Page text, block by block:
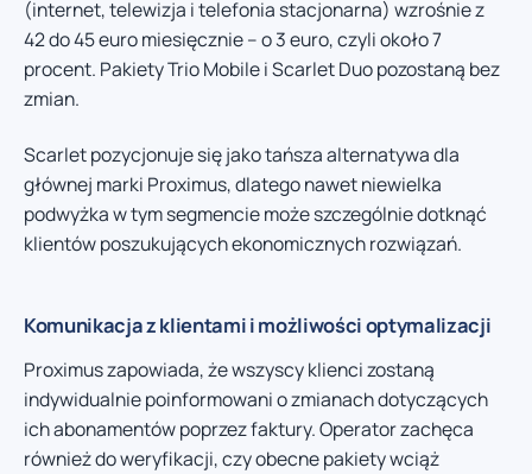
(internet, telewizja i telefonia stacjonarna) wzrośnie z
42 do 45 euro miesięcznie – o 3 euro, czyli około 7
procent. Pakiety Trio Mobile i Scarlet Duo pozostaną bez
zmian.
Scarlet pozycjonuje się jako tańsza alternatywa dla
głównej marki Proximus, dlatego nawet niewielka
podwyżka w tym segmencie może szczególnie dotknąć
klientów poszukujących ekonomicznych rozwiązań.
Komunikacja z klientami i możliwości optymalizacji
Proximus zapowiada, że wszyscy klienci zostaną
indywidualnie poinformowani o zmianach dotyczących
ich abonamentów poprzez faktury. Operator zachęca
również do weryfikacji, czy obecne pakiety wciąż